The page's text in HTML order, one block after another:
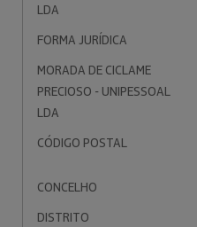
LDA
FORMA JURÍDICA
MORADA DE CICLAME
PRECIOSO - UNIPESSOAL
LDA
CÓDIGO POSTAL
CONCELHO
DISTRITO